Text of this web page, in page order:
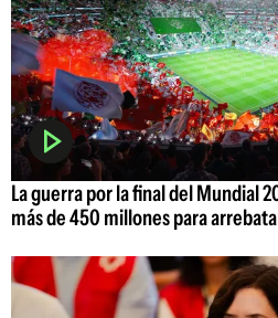
La guerra por la final del Mundial
más de 450 millones para